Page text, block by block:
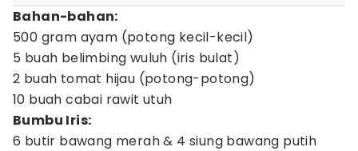
Bahan-bahan:
500 gram ayam (potong kecil-kecil)
5 buah belimbing wuluh (iris bulat)
2 buah tomat hijau (potong-potong)
10 buah cabai rawit utuh
Bumbu Iris:
6 butir bawang merah & 4 siung bawang putih